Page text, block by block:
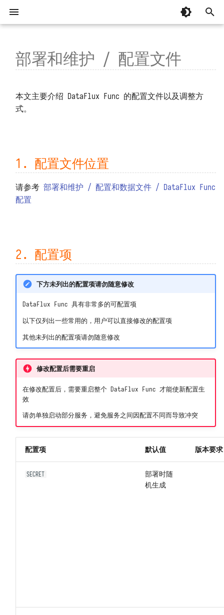
单机部署
虚拟目录部署
高可用部署
树莓派官方系统部署
树莓派 Ubuntu 部署
1. 配置文件位置
2. 配置项
整体
开发模块
脚本库
管理模块
总览
Access Token
基本概念
编写并调用函数
函数执行过程
代码规划编排
连接器订阅
安装第三方包
预执行脚本
打印日志 print
环境变量 DFF.ENV
连接器对象 DFF.CONN
总览
InfluxDB
ClickHouse
Microsoft SQL Server
Elasticsearch
NSQ
MQTT Broker
Prometheus
任务上下文 DFF.CTX
线程池 DFF.THREAD
简易缓存 DFF.CACHE
简易存储 DFF.STORE
响应数据 DFF.RESP
资源路径 DFF.RSRC
忘记安装目录
安装部署时脚本中断
容器无法正常运行
系统启动缓慢
函数执行超时
函数执行无响应
代码无法访问外网
代码无法访问特定域名
无法通过 POST 方式调用 API
函数执行发生 TaskTimeout 错误
MySQL 发生 ERROR 2026 错误
MySQL 存储数据量过大
MCP 编程
MCP 函数
📚 专辑：AI 辅助编程 AI 辅助编程
从 OpenCode 接入并实现建站
📚 专辑：观测云监控器
有关「监控器」常见问题
掌握「监控器」日志
监控器、短信、语音计量详解
连接并操作观测云 DataKit
通过 DataKit 向观测云写入数据
对接观测云自建通知对象
对接观测云高级函数
以往版本 DataFlux Func 7.x
DataFlux Func 6.x
DataFlux Func 1.x
附属版 Func 版本对照表
版本兼容性说明
起步
基础
基础补充
第三方库
代码片段参考
部署和维护 / 配置文件
本文主要介绍 DataFlux Func 的配置文件以及调整方
式。
1. 配置文件位置
请参考 部署和维护 / 配置和数据文件 / DataFlux Func
配置
2. 配置项
下方未列出的配置项请勿随意修改
DataFlux Func 具有非常多的可配置项
以下仅列出一些常用的，用户可以直接修改的配置项
其他未列出的配置项请勿随意修改
修改配置后需要重启
在修改配置后，需要重启整个 DataFlux Func 才能使新配置生
效
请勿单独启动部分服务，避免服务之间因配置不同而导致冲突
配置项 默认值 版本要求
SECRET
部署时随
机生成